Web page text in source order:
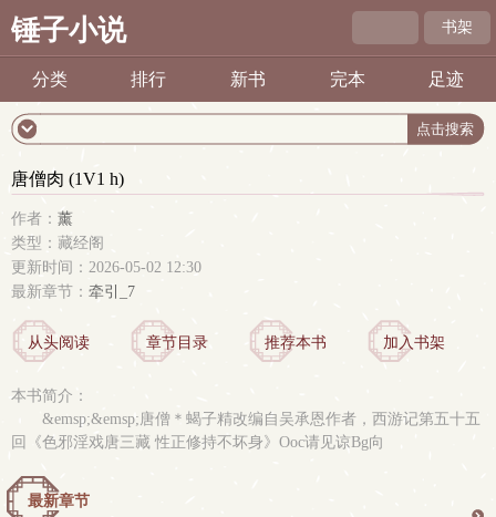
锤子小说 书架
分类 排行 新书 完本 足迹
唐僧肉 (1V1 h)
作者： 薰
类型：藏经阁
更新时间：2026-05-02 12:30
最新章节： 牵引_7
从头阅读 章节目录 推荐本书 加入书架
本书简介：
&emsp;&emsp;唐僧＊蝎子精改编自吴承恩作者，西游记第五十五
回《色邪淫戏唐三藏 性正修持不坏身》Ooc请见谅Bg向
最新章节